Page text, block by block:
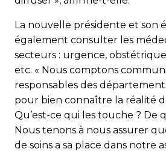
La nouvelle présidente et son
également consulter les
secteurs : urgence,
etc. « Nous comptons
responsables des
pour bien connaître la réalité
Qu’est-ce qui les touche ? De
Nous tenons à nous assurer
de soins a sa place dans notre